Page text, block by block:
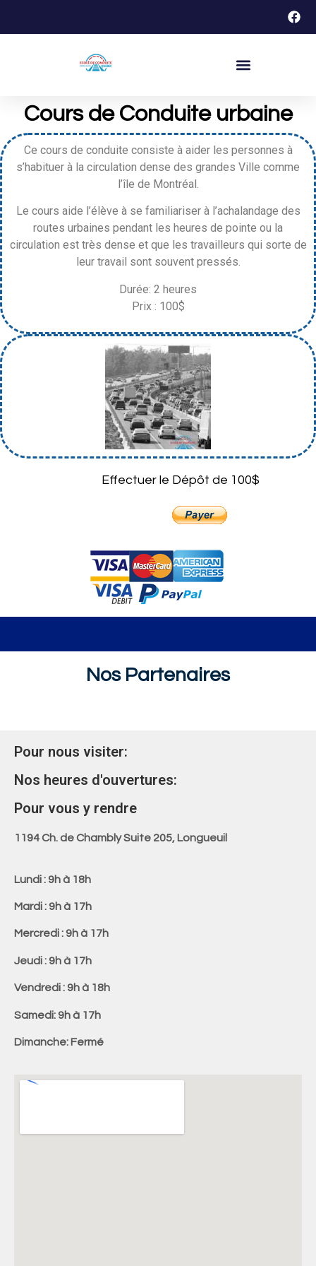
Cours de Conduite urbaine
Ce cours de conduite consiste à aider les personnes à
s’habituer à la circulation dense des grandes Ville comme
l’île de Montréal.
Le cours aide l’élève à se familiariser à l’achalandage des
routes urbaines pendant les heures de pointe ou la
circulation est très dense et que les travailleurs qui sorte de
leur travail sont souvent pressés.
Durée: 2 heures
Prix : 100$
Effectuer le Dépôt de 100$
Nos Partenaires
Pour nous visiter:
Nos heures d'ouvertures:
Pour vous y rendre
1194 Ch. de Chambly Suite 205, Longueuil
Lundi : 9h à 18h
Mardi : 9h à 17h
Mercredi : 9h à 17h
Jeudi : 9h à 17h
Vendredi : 9h à 18h
Samedi: 9h à 17h
Dimanche: Fermé